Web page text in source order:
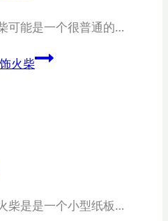
可能是一个很普通的…
火柴
柴是是一个小型纸板…